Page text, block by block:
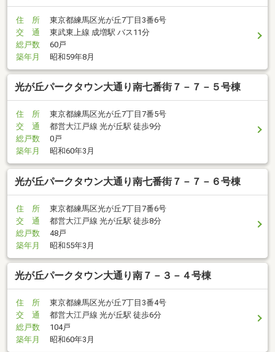
住 所
東京都練馬区光が丘7丁目3番6号
交 通
東武東上線 成増駅 バス11分
総戸数
60戸
築年月
昭和59年8月
光が丘パークタウン大通り南七番街７－７－５号棟
住 所
東京都練馬区光が丘7丁目7番5号
交 通
都営大江戸線 光が丘駅 徒歩9分
総戸数
0戸
築年月
昭和60年3月
光が丘パークタウン大通り南七番街７－７－６号棟
住 所
東京都練馬区光が丘7丁目7番6号
交 通
都営大江戸線 光が丘駅 徒歩8分
総戸数
48戸
築年月
昭和55年3月
光が丘パークタウン大通り南７－３－４号棟
住 所
東京都練馬区光が丘7丁目3番4号
交 通
都営大江戸線 光が丘駅 徒歩6分
総戸数
104戸
築年月
昭和60年3月